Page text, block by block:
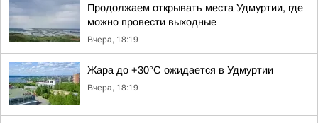
Продолжаем открывать места Удмуртии, где
можно провести выходные
Вчера, 18:19
Жара до +30°С ожидается в Удмуртии
Вчера, 18:19